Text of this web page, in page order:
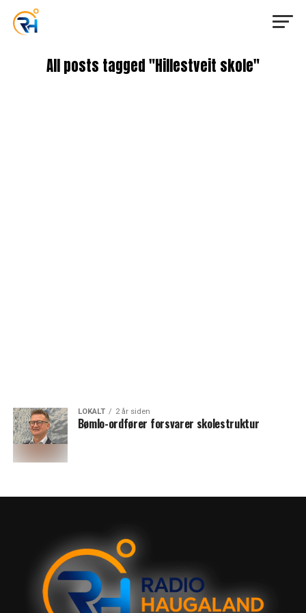
All posts tagged "Hillestveit skole"
LOKALT 2 år siden
Bømlo-ordfører forsvarer skolestruktur